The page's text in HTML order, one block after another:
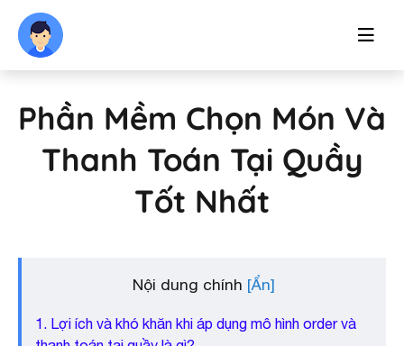
Phần Mềm Chọn Món Và
Thanh Toán Tại Quầy
Tốt Nhất
Nội dung chính
1. Lợi ích và khó khăn khi áp dụng mô hình order và